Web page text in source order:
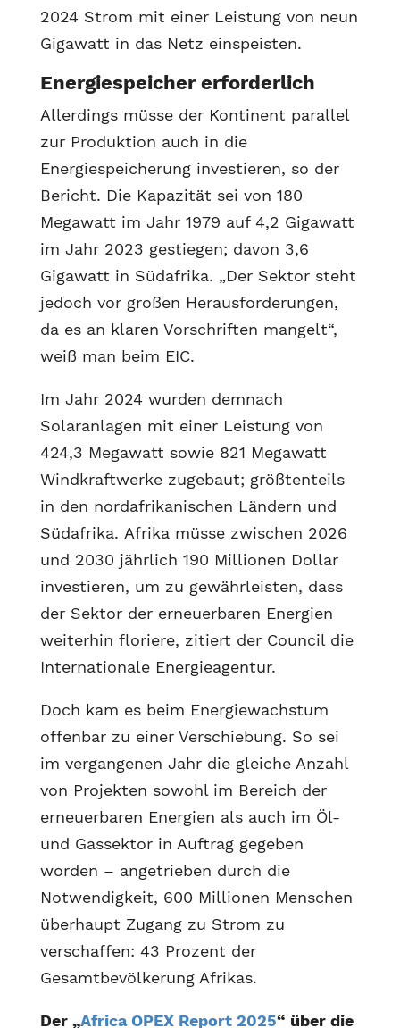
2024 Strom mit einer Leistung von neun
Gigawatt in das Netz einspeisten.
Energiespeicher erforderlich
Allerdings müsse der Kontinent parallel
zur Produktion auch in die
Energiespeicherung investieren, so der
Bericht. Die Kapazität sei von 180
Megawatt im Jahr 1979 auf 4,2 Gigawatt
im Jahr 2023 gestiegen; davon 3,6
Gigawatt in Südafrika. „Der Sektor steht
jedoch vor großen Herausforderungen,
da es an klaren Vorschriften mangelt“,
weiß man beim EIC.
Im Jahr 2024 wurden demnach
Solaranlagen mit einer Leistung von
424,3 Megawatt sowie 821 Megawatt
Windkraftwerke zugebaut; größtenteils
in den nordafrikanischen Ländern und
Südafrika. Afrika müsse zwischen 2026
und 2030 jährlich 190 Millionen Dollar
investieren, um zu gewährleisten, dass
der Sektor der erneuerbaren Energien
weiterhin floriere, zitiert der Council die
Internationale Energieagentur.
Doch kam es beim Energiewachstum
offenbar zu einer Verschiebung. So sei
im vergangenen Jahr die gleiche Anzahl
von Projekten sowohl im Bereich der
erneuerbaren Energien als auch im Öl-
und Gassektor in Auftrag gegeben
worden – angetrieben durch die
Notwendigkeit, 600 Millionen Menschen
überhaupt Zugang zu Strom zu
verschaffen: 43 Prozent der
Gesamtbevölkerung Afrikas.
Der „Africa OPEX Report 2025“ über die